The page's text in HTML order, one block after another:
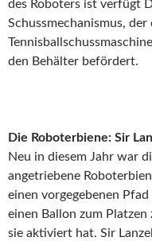
des Roboters ist verfügt
Schussmechanismus,
den Behälter befördert.
Die Roboterbiene: Sir
Neu in diesem Jahr war
angetriebene
einen vorgegebenen
einen Ballon zum
sie aktiviert hat. Sir